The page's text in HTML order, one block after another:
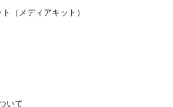
（メディアキット）
いて